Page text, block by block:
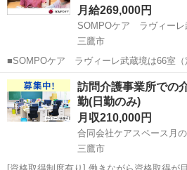
月給269,000円
SOMPOケア ラヴィーレ
三鷹市
■SOMPOケア ラヴィーレ武蔵境は66室（
人ホームです。～主なお仕事～・ご入居者
対応・往診医や薬剤師との連携・服薬管理
射、血糖測定、経管栄養、CVポー...
東京 三鷹市 看護師
訪問介護事業所での
勤(日勤のみ)
月収210,000円
合同会社ケアスペース月
三鷹市